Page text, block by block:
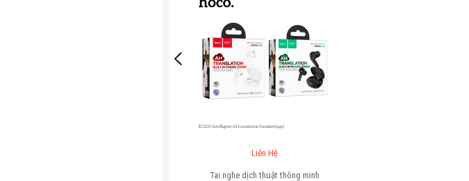
Liên Hệ
Tai nghe dịch thuật thông minh